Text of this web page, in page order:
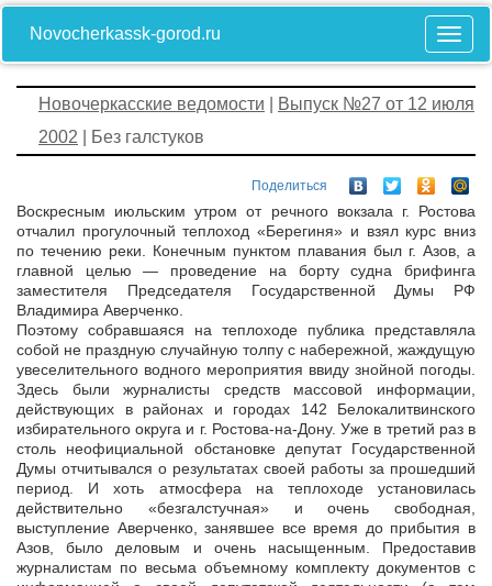
Novocherkassk-gorod.ru
Новочеркасские ведомости
Выпуск №27 от 12 июля
2002 | Без галстуков
Поделиться
Воскресным июльским утром от речного вокзала г. Ростова
отчалил прогулочный теплоход «Берегиня» и взял курс вниз
по течению реки. Конечным пунктом плавания был г. Азов, а
главной целью — проведение на борту судна брифинга
заместителя Председателя Государственной Думы РФ
Владимира Аверченко.
Поэтому собравшаяся на теплоходе публика представляла
собой не праздную случайную толпу с набережной, жаждущую
увеселительного водного мероприятия ввиду знойной погоды.
Здесь были журналисты средств массовой информации,
действующих в районах и городах 142 Белокалитвинского
избирательного округа и г. Ростова-на-Дону. Уже в третий раз в
столь неофициальной обстановке депутат Государственной
Думы отчитывался о результатах своей работы за прошедший
период. И хоть атмосфера на теплоходе установилась
действительно «безгалстучная» и очень свободная,
выступление Аверченко, занявшее все время до прибытия в
Азов, было деловым и очень насыщенным. Предоставив
журналистам по весьма объемному комплекту документов с